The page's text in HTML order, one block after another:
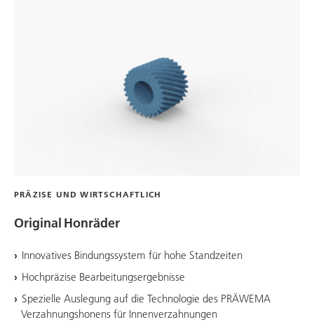
PRÄZISE UND WIRTSCHAFTLICH
Original Honräder
Innovatives Bindungssystem für hohe Standzeiten
Hochpräzise Bearbeitungsergebnisse
Spezielle Auslegung auf die Technologie des PRÄWEMA
Verzahnungshonens für Innenverzahnungen